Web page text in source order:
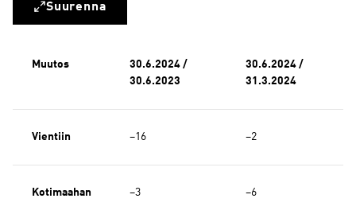
Suurenna
Muutos
30.6.2024 /
30.6.2023
30.6.2024 /
31.3.2024
Vientiin −16 −2
Kotimaahan −3 −6